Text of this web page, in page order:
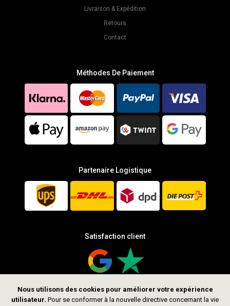
Nous utilisons des cookies pour améliorer votre expérience
utilisateur. Pour se conformer à la nouvelle directive concernant la vie
Livraison & Expédition
Retours
Contact
Méthodes De Paiement
Partenaire Logistique
Satisfaction client